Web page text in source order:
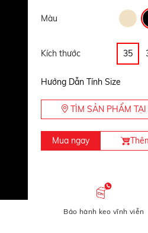
Màu
Kích thước 35
Hướng Dẫn Tính Size
TÌM SẢN PHẨM
Mua ngay
Bảo hành keo vĩnh viễn